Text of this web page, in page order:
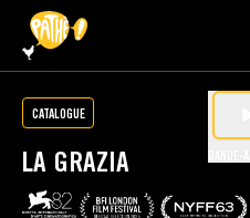
PASSER AU CONTENU PRINCIPAL
CATALOGUE
LA GRAZIA